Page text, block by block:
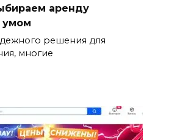
аренду
умом
решения для
многие